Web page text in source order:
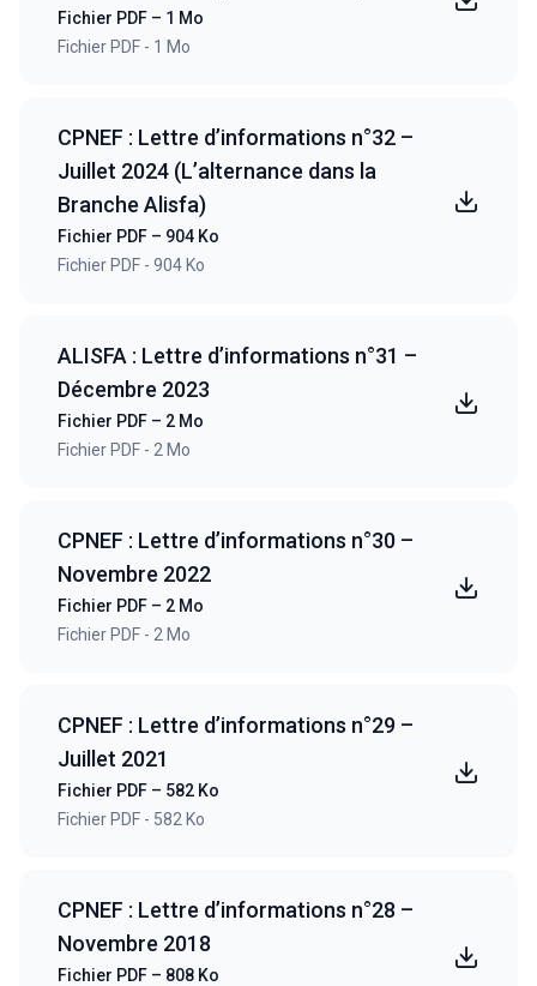
Fichier PDF – 1 Mo
Fichier PDF - 1 Mo
CPNEF : Lettre d’informations n°32 –
Juillet 2024 (L’alternance dans la
Branche Alisfa)
Fichier PDF – 904 Ko
Fichier PDF - 904 Ko
ALISFA : Lettre d’informations n°31 –
Décembre 2023
Fichier PDF – 2 Mo
Fichier PDF - 2 Mo
CPNEF : Lettre d’informations n°30 –
Novembre 2022
Fichier PDF – 2 Mo
Fichier PDF - 2 Mo
CPNEF : Lettre d’informations n°29 –
Juillet 2021
Fichier PDF – 582 Ko
Fichier PDF - 582 Ko
CPNEF : Lettre d’informations n°28 –
Novembre 2018
Fichier PDF – 808 Ko